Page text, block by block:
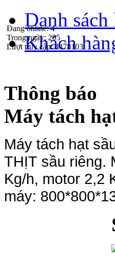
Danh
Khách
Đang online:4
Trong ngày: 205
Lượt truy cập:4478103
Thông báo
Máy tách
Máy tách hạt
THỊT sầu riêng.
Kg/h, motor 2,2
máy: